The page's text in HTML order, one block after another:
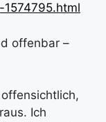
offenbar –
Ich